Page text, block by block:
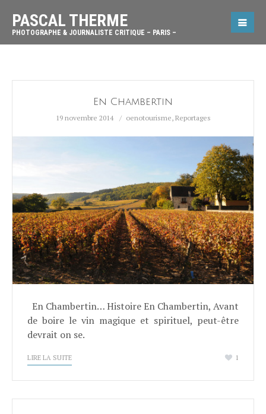
PASCAL THERME
PHOTOGRAPHE & JOURNALISTE CRITIQUE – PARIS –
En Chambertin
19 novembre 2014 oenotourisme, Reportages
En Chambertin… Histoire En Chambertin, Avant
de boire le vin magique et spirituel, peut-être
devrait on se.
LIRE LA SUITE 1